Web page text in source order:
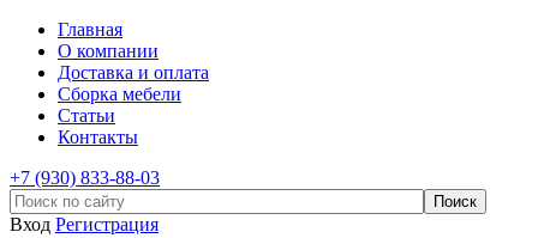
Главная
О компании
Доставка и оплата
Сборка мебели
Статьи
Контакты
+7 (930) 833-88-03
Вход Регистрация